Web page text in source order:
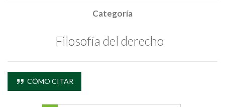
Categoría
Filosofía del derecho
CÓMO CITAR